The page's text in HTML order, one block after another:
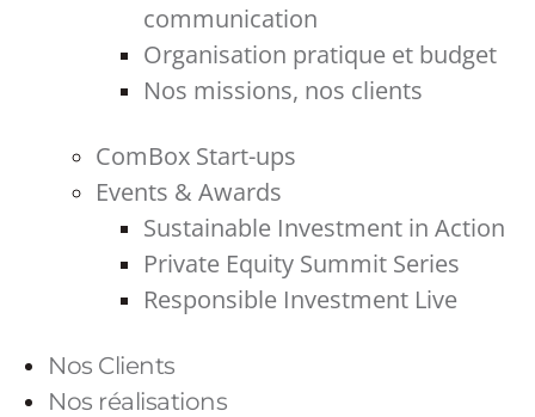
communication
Organisation pratique et budget
Nos missions, nos clients
ComBox Start-ups
Events & Awards
Sustainable Investment in Action
Private Equity Summit Series
Responsible Investment Live
Nos Clients
Nos réalisations